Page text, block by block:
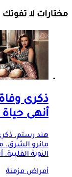
مختارات لا تفوتك
أنهى
هند رستم.
مانرو الشرق.
النوبة
أمراض مزمنة